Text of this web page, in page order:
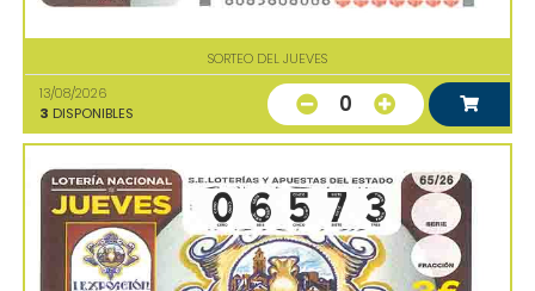
SORTEO DEL JUEVES
13/08/2026
3 DISPONIBLES 0